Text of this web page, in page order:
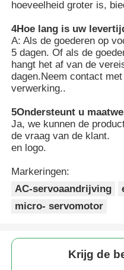
hoeveelheid groter is,
4Hoe lang is uw
A: Als de goederen op
5 dagen. Of als de
hangt het af van de
dagen.Neem contact
verwerking..
5Ondersteunt u
Ja, we kunnen de
de vraag van de klant.
en logo.
Markeringen:
AC-servoaandrijving
micro- servomotor
Krijg de